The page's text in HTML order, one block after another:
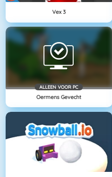
Vex 3
ALLEEN VOOR PC
Oermens Gevecht